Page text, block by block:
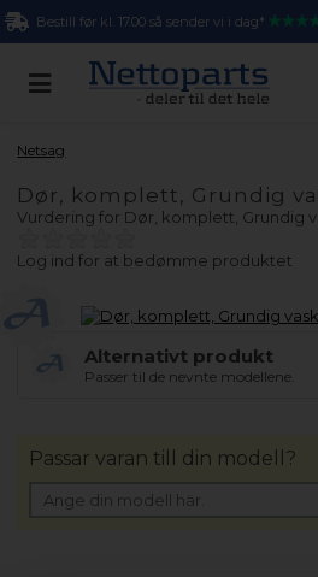
Bestill før kl. 17.00 så sender vi i dag*
Netsag
Dør, komplett, Grundig
Vurdering for Dør, komplett, Grundig
Log ind for at bedømme produktet
Alternativt produkt
Passer til de nevnte modellene.
Passar varan till din modell?